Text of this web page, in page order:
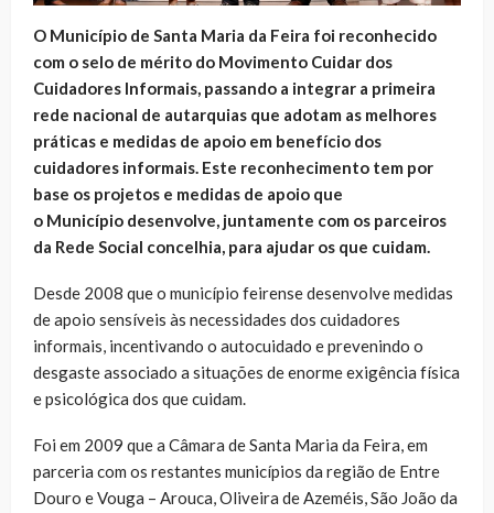
O Município de Santa Maria da Feira foi reconhecido
com o selo de mérito do Movimento Cuidar dos
Cuidadores Informais, passando a integrar a primeira
rede nacional de autarquias que adotam as melhores
práticas e medidas de apoio em benefício dos
cuidadores informais. Este reconhecimento tem por
base os projetos e medidas de apoio que
o Município desenvolve, juntamente com os parceiros
da Rede Social concelhia, para ajudar os que cuidam.
Desde 2008 que o município feirense desenvolve medidas
de apoio sensíveis às necessidades dos cuidadores
informais, incentivando o autocuidado e prevenindo o
desgaste associado a situações de enorme exigência física
e psicológica dos que cuidam.
Foi em 2009 que a Câmara de Santa Maria da Feira, em
parceria com os restantes municípios da região de Entre
Douro e Vouga – Arouca, Oliveira de Azeméis, São João da